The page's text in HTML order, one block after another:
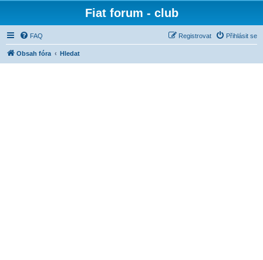
Fiat forum - club
FAQ Přihlásit se
Registrovat
Obsah fóra Hledat